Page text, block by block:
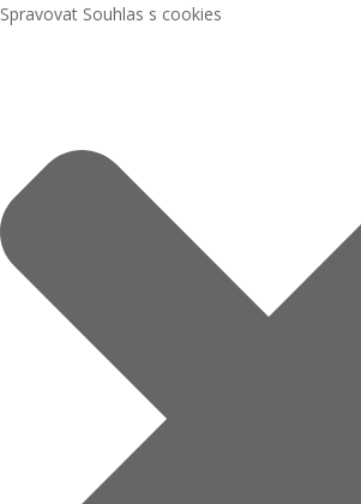
Spravovat Souhlas s cookies